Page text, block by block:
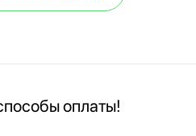
оплаты!